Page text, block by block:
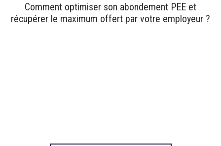
Comment optimiser son abondement PEE et
récupérer le maximum offert par votre employeur ?